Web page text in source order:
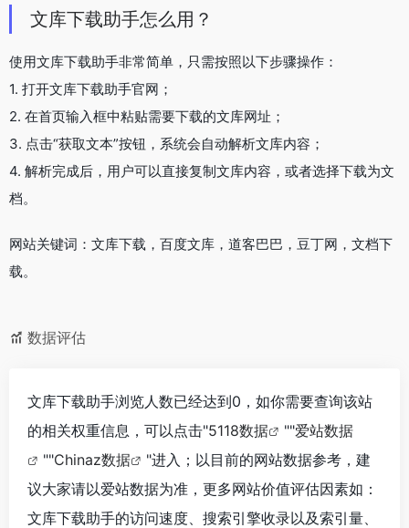
文库下载助手怎么用？
使用文库下载助手非常简单，只需按照以下步骤操作：
1. 打开文库下载助手官网；
2. 在首页输入框中粘贴需要下载的文库网址；
3. 点击“获取文本”按钮，系统会自动解析文库内容；
4. 解析完成后，用户可以直接复制文库内容，或者选择下载为文
档。
网站关键词：文库下载，百度文库，道客巴巴，豆丁网，文档下
载。
数据评估
文库下载助手浏览人数已经达到0，如你需要查询该站
的相关权重信息，可以点击"5118数据 ""爱站数据
""Chinaz数据
"进入；以目前的网站数据参考，建
议大家请以爱站数据为准，更多网站价值评估因素如：
文库下载助手的访问速度、搜索引擎收录以及索引量、